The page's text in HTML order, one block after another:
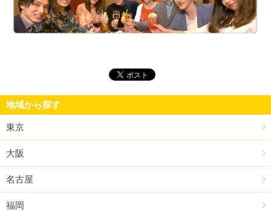
地域から探す
東京
大阪
名古屋
福岡